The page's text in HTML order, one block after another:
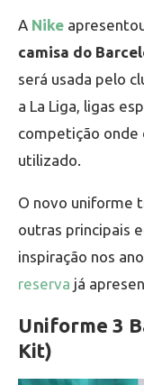
A Nike
camisa do
será usada pelo
a La Liga, ligas
competição
utilizado.
O novo uniforme
outras principais
inspiração nos
reserva já
Uniforme 3
Kit)